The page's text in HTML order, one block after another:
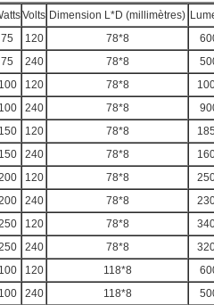
Volts Dimension L*D (millimètres)
75
120 78*8
75
240 78*8
100
120 78*8
100
240 78*8
150
120 78*8
150
240 78*8
120 78*8
240 78*8
120 78*8
240 78*8
100
120 118*8
100
240 118*8